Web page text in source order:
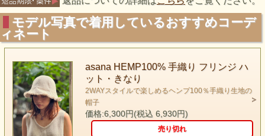
モデル写真で着用しているおすすめコーデ
ィネート
asana HEMP100% 手織り フリンジ ハ
ット・きなり
2WAYスタイルで楽しめるヘンプ100％手織り生地の
帽子
価格:6,300円(税込 6,930円)
売り切れ